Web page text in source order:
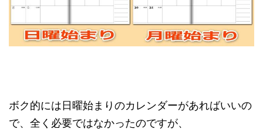
ボク的には日曜始まりのカレンダーがあればいいの
で、全く必要ではなかったのですが、